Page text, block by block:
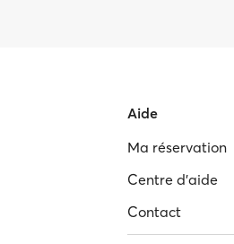
Aide
Ma réservation
Centre d'aide
Contact